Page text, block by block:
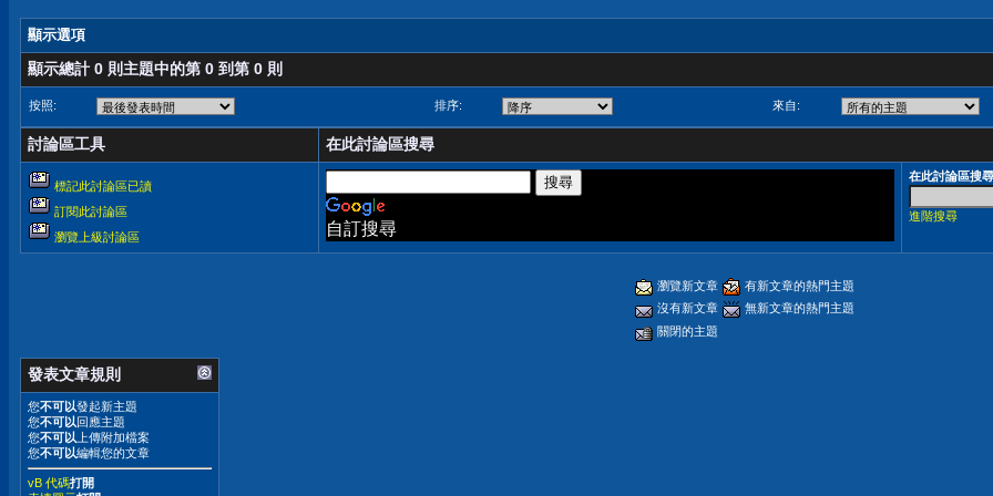
顯示選項
顯示總計 0 則主題中的第 0 到第 0 則
按照: 排序: 來自:
討論區工具 在此討論區搜尋
標記此討論區已讀
訂閱此討論區
瀏覽上級討論區
自訂搜尋
在此討論區搜尋
進階搜尋
瀏覽新文章
有新文章的熱門主題
沒有新文章
無新文章的熱門主題
關閉的主題
發表文章規則
您不可以發起新主題
您不可以回應主題
您不可以 上傳附加檔案
您不可以編輯您的文章
vB 代碼打開